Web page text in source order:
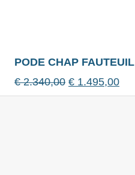
PODE CHAP FAUTEUIL
€2.340,00 € 1.495,00